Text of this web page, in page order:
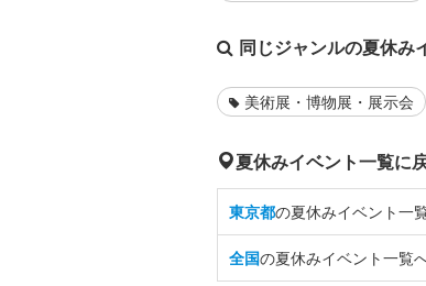
同じジャンルの夏休み
美術展・博物展・展示会
夏休みイベント一覧に
東京都の夏休みイベント一
全国の夏休みイベント一覧